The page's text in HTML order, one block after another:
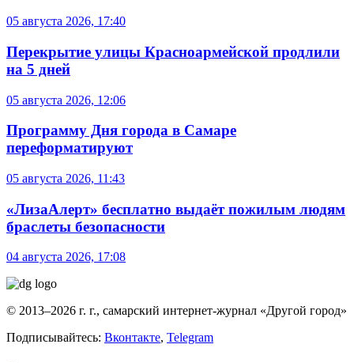
05 августа 2026, 17:40
Перекрытие улицы Красноармейской продлили
на 5 дней
05 августа 2026, 12:06
Программу Дня города в Самаре
переформатируют
05 августа 2026, 11:43
«ЛизаАлерт» бесплатно выдаёт пожилым людям
браслеты безопасности
04 августа 2026, 17:08
© 2013–2026 г. г., самарский интернет-журнал «Другой город»
Подписывайтесь: Вконтакте, Telegram